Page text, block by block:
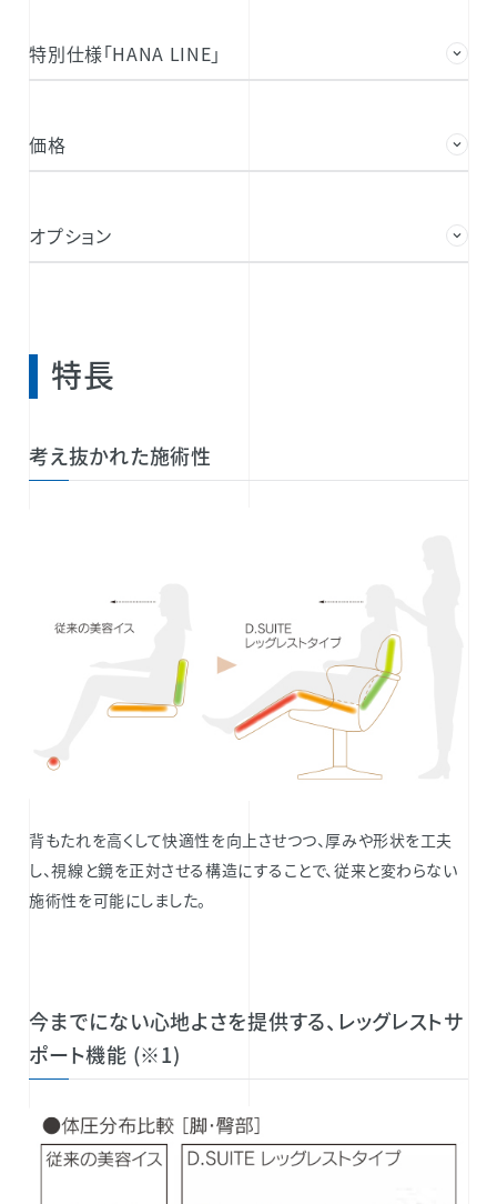
特別仕様「HANA LINE」
価格
オプション
特長
考え抜かれた施術性
背もたれを高くして快適性を向上させつつ、厚みや形状を工夫
し、視線と鏡を正対させる構造にすることで、従来と変わらない
施術性を可能にしました。
今までにない心地よさを提供する、レッグレストサ
ポート機能 (※1)